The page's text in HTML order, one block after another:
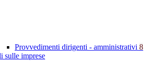
Provvedimenti dirigenti - amministrativi 8
sulle imprese